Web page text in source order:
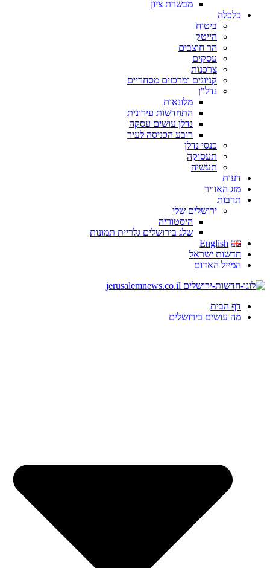
מבשרת ציון
כלכלה
ביטוח
הייטק
הר חוצבים
עסקים
צרכנות
קניונים ומרכזים מסחריים
נדל"ן
מלונאות
התחדשות עירונית
נדלן עושים עסקה
רובע הכניסה לעיר
כנסי נדלן
תעסוקה
תעשיה
דעות
מזג האוויר
תרבות
ירושלים שלי
היסטוריה
שלג בירושלים גלריית תמונות
English
חדשות ישראל
המייל האדום
דף הבית
מה עושים בירושלים